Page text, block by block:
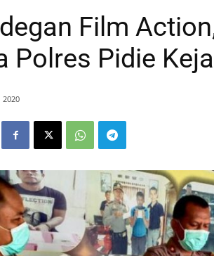
Film
Polres Pidie